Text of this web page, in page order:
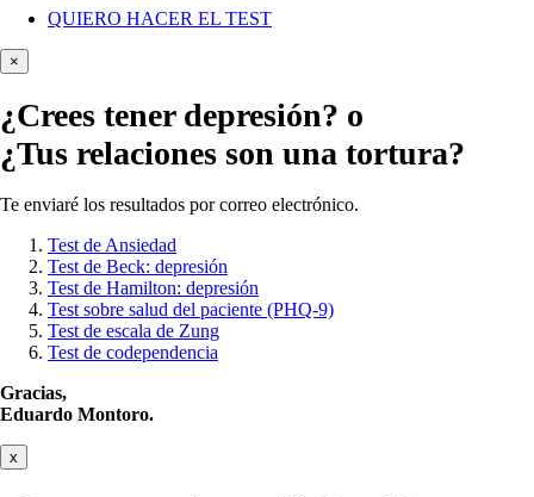
QUIERO HACER EL TEST
×
¿Crees tener depresión? o
¿Tus relaciones son una tortura?
Te enviaré los resultados por correo electrónico.
Test de Ansiedad
Test de Beck: depresión
Test de Hamilton: depresión
Test sobre salud del paciente (PHQ-9)
Test de escala de Zung
Test de codependencia
Gracias,
Eduardo Montoro.
x